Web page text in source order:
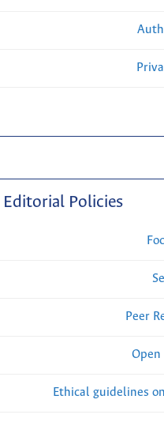
Editorial Policies
Peer
Open
Ethical guidelines